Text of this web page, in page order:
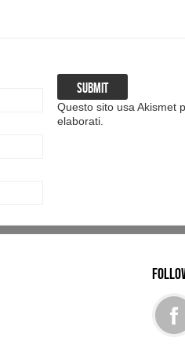
Questo sito usa Akismet
elaborati